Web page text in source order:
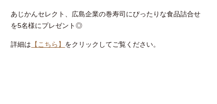
あじかんセレクト、広島企業の巻寿司にぴったりな食品詰合せ
を5名様にプレゼント◎
詳細は 【こちら】 をクリックしてご覧ください。